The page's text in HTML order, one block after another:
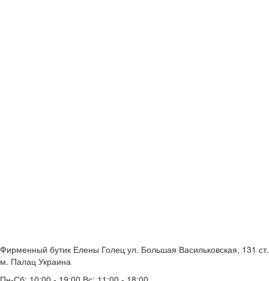
Фирменный бутик Елены Голец ул. Большая Васильковская, 131 ст.
м. Палац Украина